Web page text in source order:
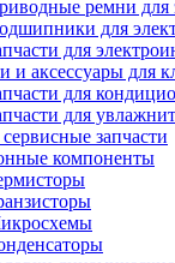
ремни для
для
для
и аксессуары для
для
для
запчасти
компоненты